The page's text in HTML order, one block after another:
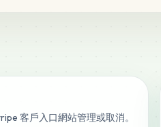
客戶入口網站管理或取消。